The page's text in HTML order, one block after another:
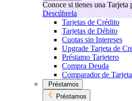
Conoce si tienes una Tarjeta
Descúbrela
Tarjetas de Crédito
Tarjetas de Débito
Cuotas sin Intereses
Upgrade Tarjeta de
Préstamo Tarjetero
Compra Deuda
Comparador de
Préstamos
Préstamos